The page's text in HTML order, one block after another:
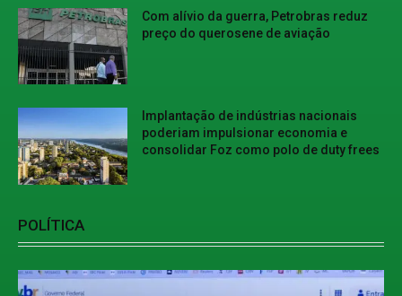
Com alívio da guerra, Petrobras reduz
preço do querosene de aviação
Implantação de indústrias nacionais
poderiam impulsionar economia e
consolidar Foz como polo de duty frees
POLÍTICA